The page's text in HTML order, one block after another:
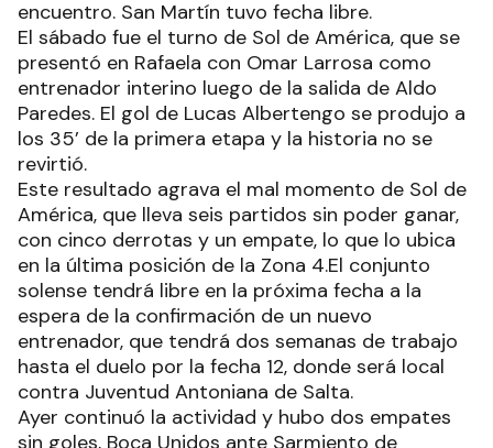
encuentro. San Martín tuvo fecha libre.
El sábado fue el turno de Sol de América, que se
presentó en Rafaela con Omar Larrosa como
entrenador interino luego de la salida de Aldo
Paredes. El gol de Lucas Albertengo se produjo a
los 35’ de la primera etapa y la historia no se
revirtió.
Este resultado agrava el mal momento de Sol de
América, que lleva seis partidos sin poder ganar,
con cinco derrotas y un empate, lo que lo ubica
en la última posición de la Zona 4.El conjunto
solense tendrá libre en la próxima fecha a la
espera de la confirmación de un nuevo
entrenador, que tendrá dos semanas de trabajo
hasta el duelo por la fecha 12, donde será local
contra Juventud Antoniana de Salta.
Ayer continuó la actividad y hubo dos empates
sin goles, Boca Unidos ante Sarmiento de